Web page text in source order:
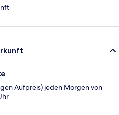
Aufpreis) jeden Morgen von